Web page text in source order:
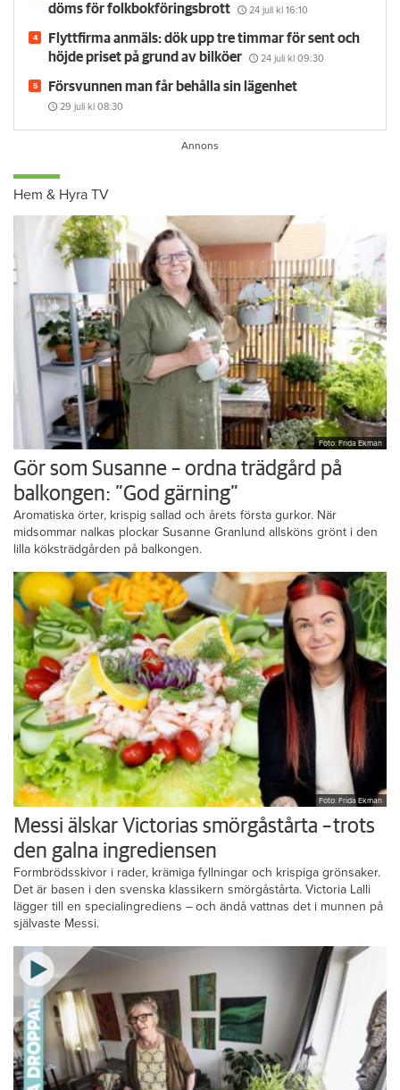
döms för folkbokföringsbrott
24 juli kl 16:10
Flyttfirma anmäls: dök upp tre timmar för sent och
höjde priset på grund av bilköer
24 juli kl 09:30
Försvunnen man får behålla sin lägenhet
29 juli kl 08:30
Hem & Hyra TV
Foto: Frida Ekman
Gör som Susanne – ordna trädgård på
balkongen: ”God gärning”
Aromatiska örter, krispig sallad och årets första gurkor. När
midsommar nalkas plockar Susanne Granlund allsköns grönt i den
lilla köksträdgården på balkongen.
Foto: Frida Ekman
Messi älskar Victorias smörgåstårta – trots
den galna ingrediensen
Formbrödsskivor i rader, krämiga fyllningar och krispiga grönsaker.
Det är basen i den svenska klassikern smörgåstårta. Victoria Lalli
lägger till en specialingrediens – och ändå vattnas det i munnen på
självaste Messi.